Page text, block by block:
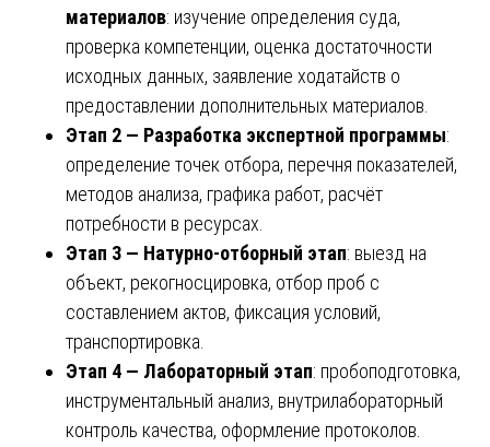
материалов: изучение определения суда,
проверка компетенции, оценка достаточности
исходных данных, заявление ходатайств о
предоставлении дополнительных материалов.
Этап 2 — Разработка экспертной программы:
определение точек отбора, перечня показателей,
методов анализа, графика работ, расчёт
потребности в ресурсах.
Этап 3 — Натурно-отборный этап: выезд на
объект, рекогносцировка, отбор проб с
составлением актов, фиксация условий,
транспортировка.
Этап 4 — Лабораторный этап: пробоподготовка,
инструментальный анализ, внутрилабораторный
контроль качества, оформление протоколов.